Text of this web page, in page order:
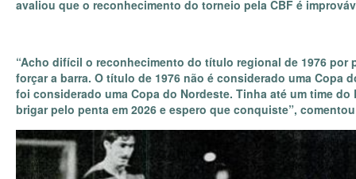
avaliou que o reconhecimento do torneio pela CBF é
“Acho difícil o reconhecimento do título regional de 1976
forçar a barra. O título de 1976 não é considerado uma Copa
foi considerado uma Copa do Nordeste. Tinha até um time
brigar pelo penta em 2026 e espero que conquiste”,